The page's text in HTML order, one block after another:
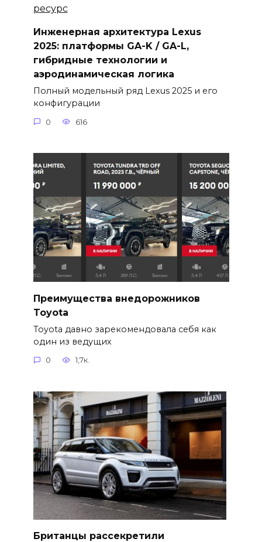
Инженерная архитектура Lexus
2025: платформы GA-K / GA-L,
гибридные технологии и
аэродинамическая логика
Полный модельный ряд Lexus 2025 и его
конфигурации
0 616
Преимущества внедорожников
Toyota
Toyota давно зарекомендовала себя как
один из ведущих
0 1,7к.
Британцы рассекретили